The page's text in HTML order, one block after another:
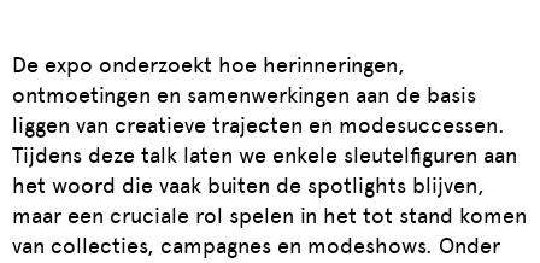
De expo onderzoekt hoe herinneringen,
ontmoetingen en samenwerkingen aan de basis
liggen van creatieve trajecten en modesuccessen.
Tijdens deze talk laten we enkele sleutelfiguren aan
het woord die vaak buiten de spotlights blijven,
maar een cruciale rol spelen in het tot stand komen
van collecties, campagnes en modeshows. Onder